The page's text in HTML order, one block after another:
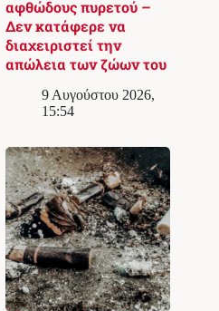
αφθώδους πυρετού –
Δεν κατάφερε να
διαχειριστεί την
απώλεια των ζώων του
9 Αυγούστου 2026,
15:54